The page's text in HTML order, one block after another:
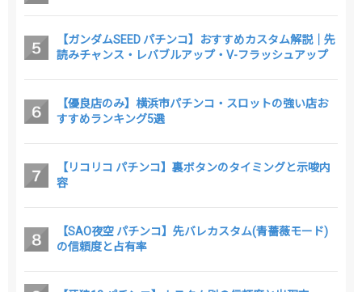
【ガンダムSEED パチンコ】おすすめカスタム解説｜先
読みチャンス・レバブルアップ・V-フラッシュアップ
【優良店のみ】横浜市パチンコ・スロットの強い店お
すすめランキング5選
【リコリコ パチンコ】裏ボタンのタイミングと示唆内
容
【SAO夜空 パチンコ】先バレカスタム(青薔薇モード)
の信頼度と占有率